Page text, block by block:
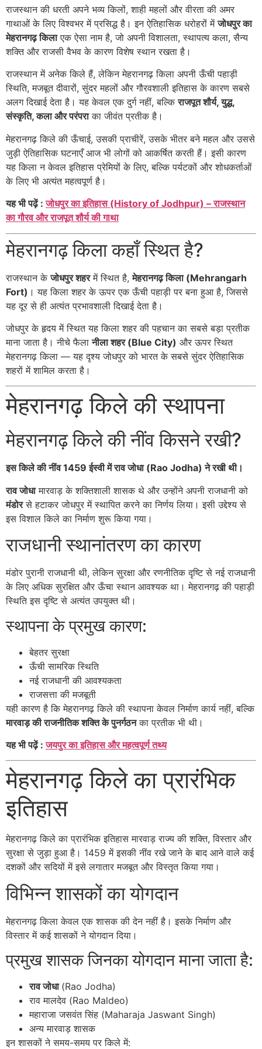
राजस्थान की धरती अपने भव्य किलों, शाही महलों और वीरता की अमर
गाथाओं के लिए विश्वभर में प्रसिद्ध है। इन ऐतिहासिक धरोहरों मेंजोधपुर का
मेहरानगढ़ किलाएक ऐसा नाम है, जो अपनी विशालता, स्थापत्य कला, सैन्य
शक्ति और राजसी वैभव के कारण विशेष स्थान रखता है।
राजस्थान में अनेक किले हैं, लेकिन मेहरानगढ़ किला अपनी ऊँची पहाड़ी
स्थिति, मजबूत दीवारों, सुंदर महलों और गौरवशाली इतिहास के कारण सबसे
अलग दिखाई देता है। यह केवल एक दुर्ग नहीं, बल्किराजपूत शौर्य, युद्ध,
संस्कृति, कला और परंपराका जीवंत प्रतीक है।
मेहरानगढ़ किले की ऊँचाई, उसकी प्राचीरें, उसके भीतर बने महल और उससे
जुड़ी ऐतिहासिक घटनाएँ आज भी लोगों को आकर्षित करती हैं। इसी कारण
यह किला न केवल इतिहास प्रेमियों के लिए, बल्कि पर्यटकों और शोधकर्ताओं
के लिए भी अत्यंत महत्वपूर्ण है।
यह भी पढ़ें :जोधपुर का इतिहास (History of Jodhpur) – राजस्थान
का गौरव और राजपूत शौर्य की गाथा
मेहरानगढ़ किला कहाँ स्थित है?
राजस्थान केजोधपुर शहरमें स्थित है,मेहरानगढ़ किला (Mehrangarh
Fort) । यह किला शहर के ऊपर एक ऊँची पहाड़ी पर बना हुआ है, जिससे
यह दूर से ही अत्यंत प्रभावशाली दिखाई देता है।
जोधपुर के हृदय में स्थित यह किला शहर की पहचान का सबसे बड़ा प्रतीक
माना जाता है। नीचे फैलानीला शहर (Blue City) और ऊपर स्थित
मेहरानगढ़ किला — यह दृश्य जोधपुर को भारत के सबसे सुंदर ऐतिहासिक
शहरों में शामिल करता है।
मेहरानगढ़ किले की स्थापना
मेहरानगढ़ किले की नींव किसने रखी?
इस किले की नींव 1459 ईस्वी में राव जोधा (Rao Jodha) ने रखी थी।
राव जोधामारवाड़ के शक्तिशाली शासक थे और उन्होंने अपनी राजधानी को
मंडोरसे हटाकर जोधपुर में स्थापित करने का निर्णय लिया। इसी उद्देश्य से
इस विशाल किले का निर्माण शुरू किया गया।
राजधानी स्थानांतरण का कारण
मंडोर पुरानी राजधानी थी, लेकिन सुरक्षा और रणनीतिक दृष्टि से नई राजधानी
के लिए अधिक सुरक्षित और ऊँचा स्थान आवश्यक था। मेहरानगढ़ की पहाड़ी
स्थिति इस दृष्टि से अत्यंत उपयुक्त थी।
स्थापना के प्रमुख कारण:
बेहतर सुरक्षा
ऊँची सामरिक स्थिति
नई राजधानी की आवश्यकता
राजसत्ता की मजबूती
यही कारण है कि मेहरानगढ़ किले की स्थापना केवल निर्माण कार्य नहीं, बल्कि
मारवाड़ की राजनीतिक शक्ति के पुनर्गठनका प्रतीक भी थी।
यह भी पढ़ें :जयपुर का इतिहास और महत्वपूर्ण तथ्य
मेहरानगढ़ किले का प्रारंभिक
इतिहास
मेहरानगढ़ किले का प्रारंभिक इतिहास मारवाड़ राज्य की शक्ति, विस्तार और
सुरक्षा से जुड़ा हुआ है। 1459 में इसकी नींव रखे जाने के बाद आने वाले कई
दशकों और सदियों में इसे लगातार मजबूत और विस्तृत किया गया।
विभिन्न शासकों का योगदान
मेहरानगढ़ किला केवल एक शासक की देन नहीं है। इसके निर्माण और
विस्तार में कई शासकों ने योगदान दिया।
प्रमुख शासक जिनका योगदान माना जाता है:
राव जोधा (Rao Jodha)
राव मालदेव (Rao Maldeo)
महाराजा जसवंत सिंह (Maharaja Jaswant Singh)
अन्य मारवाड़ शासक
इन शासकों ने समय-समय पर किले में: